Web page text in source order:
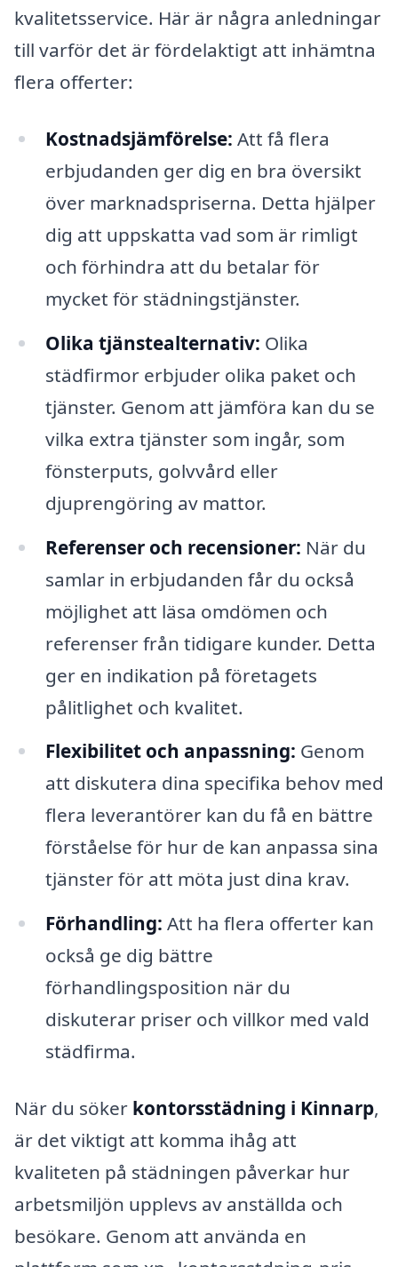
kvalitetsservice. Här är några anledningar
till varför det är fördelaktigt att inhämtna
flera offerter:
Kostnadsjämförelse: Att få flera
erbjudanden ger dig en bra översikt
över marknadspriserna. Detta hjälper
dig att uppskatta vad som är rimligt
och förhindra att du betalar för
mycket för städningstjänster.
Olika tjänstealternativ: Olika
städfirmor erbjuder olika paket och
tjänster. Genom att jämföra kan du se
vilka extra tjänster som ingår, som
fönsterputs, golvvård eller
djuprengöring av mattor.
Referenser och recensioner: När du
samlar in erbjudanden får du också
möjlighet att läsa omdömen och
referenser från tidigare kunder. Detta
ger en indikation på företagets
pålitlighet och kvalitet.
Flexibilitet och anpassning: Genom
att diskutera dina specifika behov med
flera leverantörer kan du få en bättre
förståelse för hur de kan anpassa sina
tjänster för att möta just dina krav.
Förhandling: Att ha flera offerter kan
också ge dig bättre
förhandlingsposition när du
diskuterar priser och villkor med vald
städfirma.
När du söker kontorsstädning i Kinnarp,
är det viktigt att komma ihåg att
kvaliteten på städningen påverkar hur
arbetsmiljön upplevs av anställda och
besökare. Genom att använda en